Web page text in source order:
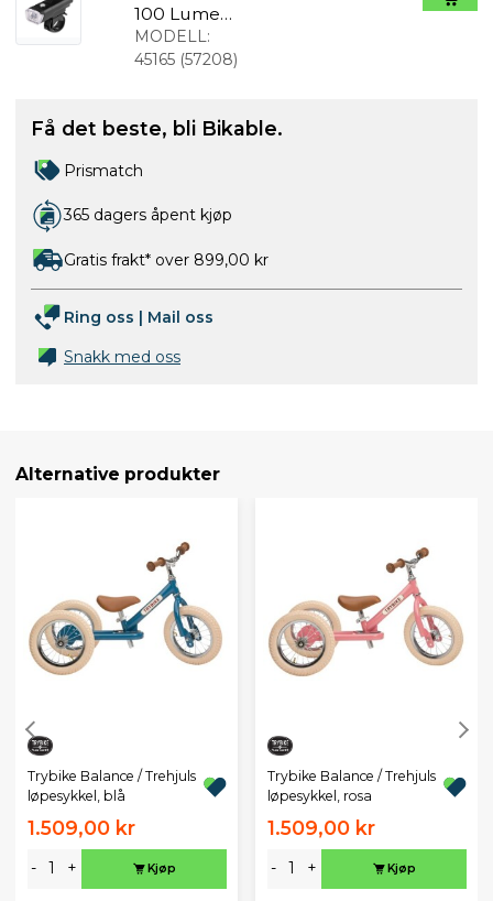
100 Lumen
forlykt
MODELL:
45165(57208)
Få det beste, bli Bikable.
Prismatch
365 dagers åpent kjøp
Gratis frakt* over 899,00 kr
Ring oss | Mail oss
Snakk med oss
Alternative produkter
Trybike Balance / Trehjuls
løpesykkel, blå
1.509,00 kr
- + Kjøp
Trybike Balance / Trehjuls
løpesykkel, rosa
1.509,00 kr
- + Kjøp